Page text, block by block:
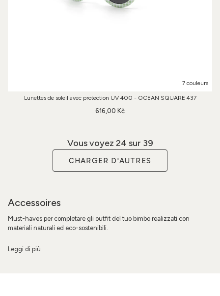
7 couleurs
Lunettes de soleil avec protection UV 400 - OCEAN SQUARE 437
616,00 Kč
Vous voyez 24 sur 39
CHARGER D'AUTRES
Accessoires
Must-haves per completare gli outfit del tuo bimbo realizzati con
materiali naturali ed eco-sostenibili.